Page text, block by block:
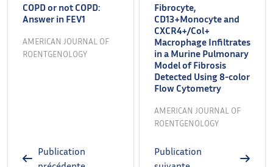
COPD or not COPD:
Answer in FEV1
AMERICAN JOURNAL OF
ROENTGENOLOGY
Publication
Fibrocyte,
CD13+Monocyte and
CXCR4+/Col+
Macrophage Infiltrates
in a Murine Pulmonary
Model of Fibrosis
Detected Using 8-color
Flow Cytometry
AMERICAN JOURNAL OF
ROENTGENOLOGY
Publication